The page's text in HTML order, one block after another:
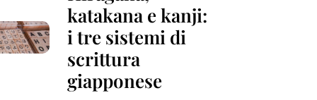
katakana e kanji:
i tre sistemi di
scrittura
giapponese